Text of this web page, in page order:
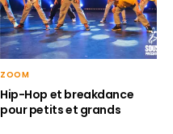
ZOOM
Hip-Hop et breakdance
pour petits et grands